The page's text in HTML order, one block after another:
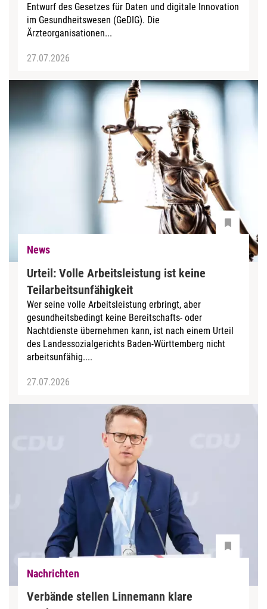
Entwurf des Gesetzes für Daten und digitale Innovation
im Gesundheitswesen (GeDIG). Die
Ärzteorganisationen...
27.07.2026
News
Urteil: Volle Arbeitsleistung ist keine
Teilarbeitsunfähigkeit
Wer seine volle Arbeitsleistung erbringt, aber
gesundheitsbedingt keine Bereitschafts- oder
Nachtdienste übernehmen kann, ist nach einem Urteil
des Landessozialgerichts Baden-Württemberg nicht
arbeitsunfähig....
27.07.2026
Nachrichten
Verbände stellen Linnemann klare